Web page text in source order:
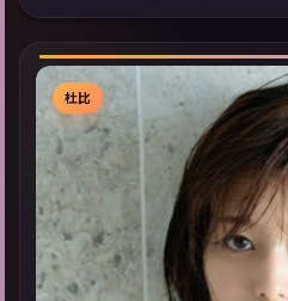
线看」延展检索同类型高分佳作
杜比